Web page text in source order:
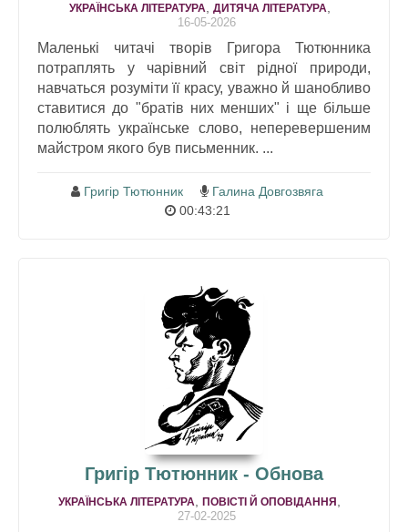
УКРАЇНСЬКА ЛІТЕРАТУРА ДИТЯЧА ЛІТЕРАТУРА
16-05-2026
Маленькі читачі творів Григора Тютюнника
потраплять у чарівний світ рідної природи,
навчаться розуміти її красу, уважно й шанобливо
ставитися до "братів них менших" і ще більше
полюблять українське слово, неперевершеним
майстром якого був письменник. ...
Григір Тютюнник
Галина Довгозвяга
00:43:21
Григір Тютюнник - Обнова
УКРАЇНСЬКА ЛІТЕРАТУРА ПОВІСТІ Й ОПОВІДАННЯ
27-02-2025